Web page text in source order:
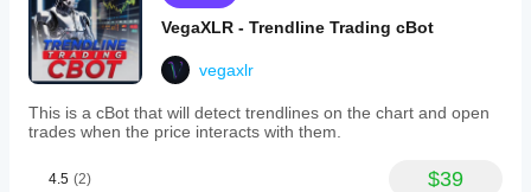
VegaXLR - Trendline Trading cBot
vegaxlr
This is a cBot that will detect trendlines on the chart and open
trades when the price interacts with them.
4.5 (2) $39